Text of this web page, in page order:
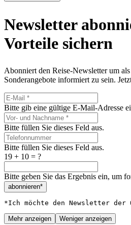
Newsletter
Vorteile sichern
Abonniert den Reise-Newsletter um
Sonderangebote informiert zu sein.
Bitte gib eine gültige E-Mail-Adresse
Bitte füllen Sie dieses Feld aus.
Bitte füllen Sie dieses Feld aus.
19 + 10 = ?
Bitte geben Sie das Ergebnis ein, um
abonnieren*
*Ich möchte den Newsletter
Mehr anzeigen Weniger anzeigen